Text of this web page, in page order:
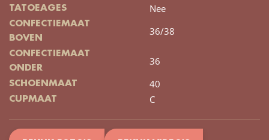
TATOEAGES Nee
CONFECTIEMAAT
BOVEN
36/38
CONFECTIEMAAT
ONDER
36
SCHOENMAAT 40
CUPMAAT C